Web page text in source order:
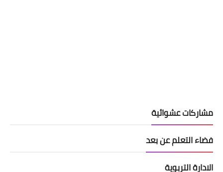
مشاركات عشوائية
فضاء التعلم عن بعد
الادارة التربوية